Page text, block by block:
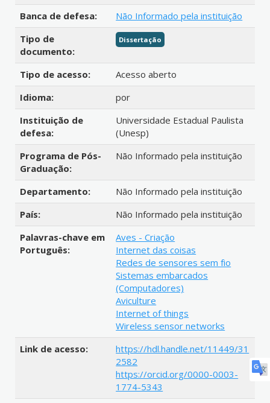
Banca de defesa:
Não Informado pela instituição
Tipo de
documento:
Dissertação
Tipo de acesso:
Acesso aberto
Idioma:
por
Instituição de
defesa:
Universidade Estadual Paulista
(Unesp)
Programa de Pós-
Graduação:
Não Informado pela instituição
Departamento:
Não Informado pela instituição
País:
Não Informado pela instituição
Palavras-chave em
Português:
Aves - Criação
Internet das coisas
Redes de sensores sem fio
Sistemas embarcados
(Computadores)
Aviculture
Internet of things
Wireless sensor networks
Link de acesso:
https://hdl.handle.net/11449/31
2582
https://orcid.org/0000-0003-
1774-5343